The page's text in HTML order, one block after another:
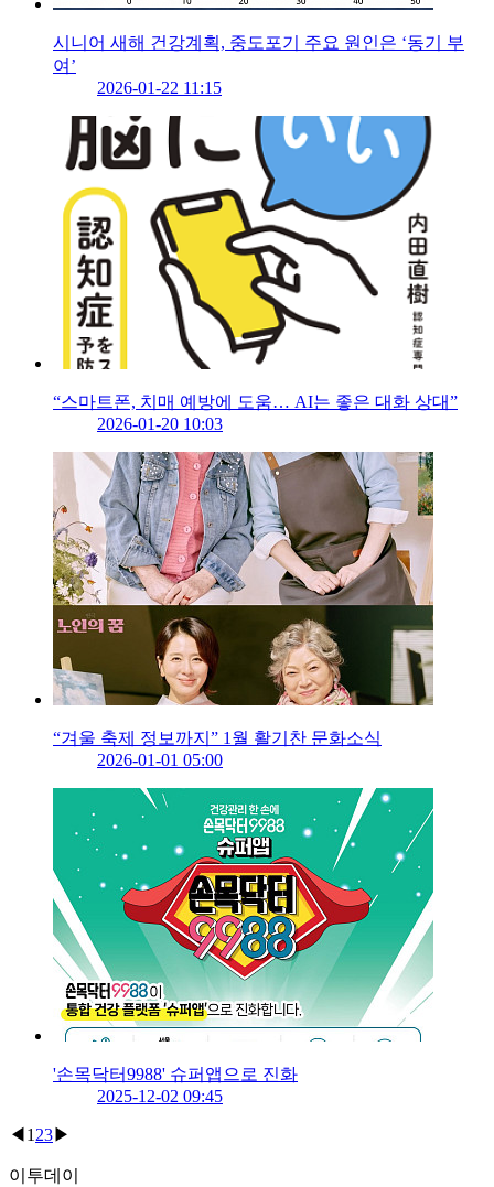
시니어 새해 건강계획, 중도포기 주요 원인은 ‘동기 부
여’
2026-01-22 11:15
“스마트폰, 치매 예방에 도움… AI는 좋은 대화 상대”
2026-01-20 10:03
“겨울 축제 정보까지” 1월 활기찬 문화소식
2026-01-01 05:00
'손목닥터9988' 슈퍼앱으로 진화
2025-12-02 09:45
◀ 1 23▶
이투데이